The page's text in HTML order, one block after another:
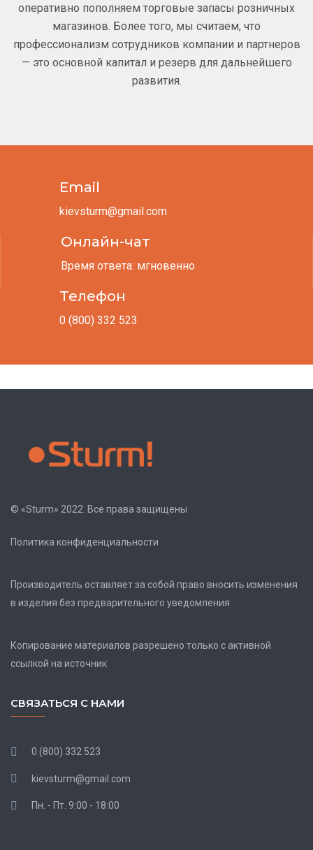
оперативно пополняем торговые запасы розничных
магазинов. Более того, мы считаем, что
профессионализм сотрудников компании и партнеров
— это основной капитал и резерв для дальнейшего
развития.
Email
kievsturm@gmail.com
Онлайн-чат
Время ответа: мгновенно
Телефон
0 (800) 332 523
© «Sturm» 2022. Все права защищены
Политика конфиденциальности
Производитель оставляет за собой право вносить изменения
в изделия без предварительного уведомления
Копирование материалов разрешено только с активной
ссылкой на источник
СВЯЗАТЬСЯ С НАМИ
0 (800) 332 523
kievsturm@gmail.com
Пн. - Пт. 9:00 - 18:00